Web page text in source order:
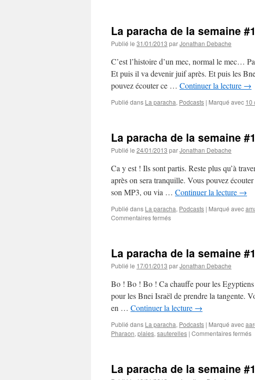
La paracha de la semaine
Publié le 31/01/2013 parJonathan Debache
C’est l’histoire d’un mec, normal le mec…
Et puis il va devenir juif après. Et puis les
pouvez écouter ce … Continuer la lecture →
Publié dans La paracha, Podcasts | Marqué avec 10
La paracha de la semaine
Publié le 24/01/2013 parJonathan Debache
Ca y est ! Ils sont partis. Reste plus qu’à
après on sera tranquille. Vous pouvez
son MP3, ou via … Continuer la lecture →
Publié dans La paracha, Podcasts | Marqué avec
Commentaires ferméssur
la
semaine
#16
Bechala’h
La paracha de la semaine
Publié le 17/01/2013 parJonathan Debache
Bo ! Bo ! Bo ! Ca chauffe pour les
pour les Bnei Israël de prendre la tangente.
en … Continuer la lecture →
Publié dans La paracha, Podcasts | Marqué avec
Pharaon, plaies, sauterelles | Commentaires ferméssur
la
La paracha de la semaine